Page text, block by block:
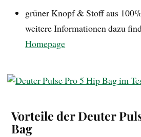
grüner Knopf & Stoff aus
weitere Informationen dazu
Homepage
Vorteile der Deuter
Bag